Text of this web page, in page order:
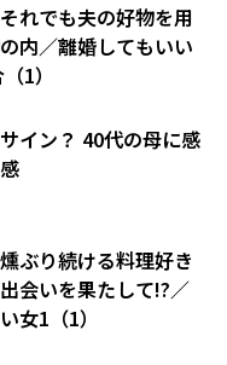
れでも夫の好物を用
内／離婚してもいい
1）
イン？ 40代の母に感
ぶり続ける料理好き
会いを果たして!?／
女1（1）